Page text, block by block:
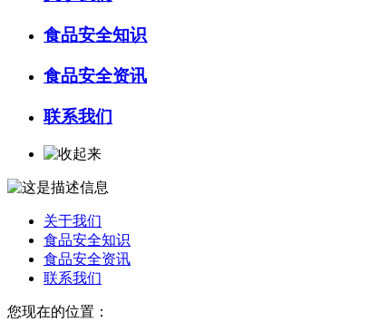
食品安全知识
食品安全资讯
联系我们
关于我们
食品安全知识
食品安全资讯
联系我们
您现在的位置：